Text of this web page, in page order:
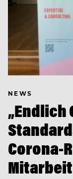
NEWS
„Endlich
Corona-